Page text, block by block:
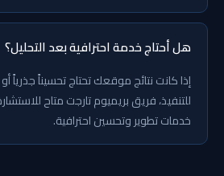
هل أحتاج خدمة احترافية بعد التحليل؟
إذا كانت نتائج موقعك تحتاج تحسيناً جذرياً أو
للتنفيذ، فريق بريميوم تارجت متاح
خدمات تطوير وتحسين احترافية.